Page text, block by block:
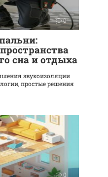
0
сна и отдыха
звукоизоляции
простые решения
0